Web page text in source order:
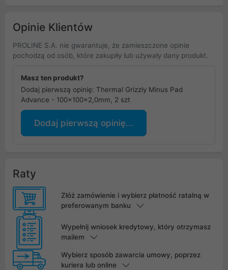
Opinie Klientów
PROLINE S.A. nie gwarantuje, że zamieszczone opinie
pochodzą od osób, które zakupiły lub używały dany produkt.
Masz ten produkt?
Dodaj pierwszą opinię: Thermal Grizzly Minus Pad
Advance - 100x100x2,0mm, 2 szt
Dodaj pierwszą opinię...
Raty
Złóż zamówienie i wybierz płatność ratalną w
preferowanym banku
Wypełnij wniosek kredytowy, który otrzymasz
mailem
Wybierz sposób zawarcia umowy, poprzez
kuriera lub online